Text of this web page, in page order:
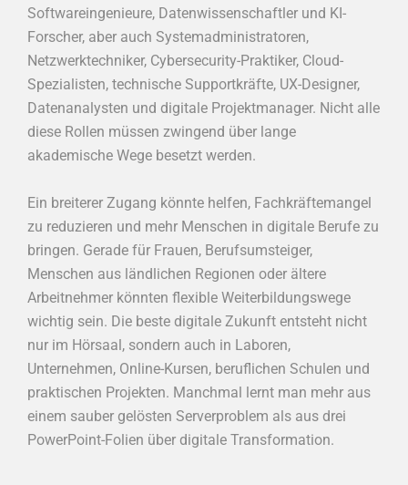
Softwareingenieure, Datenwissenschaftler und KI-
Forscher, aber auch Systemadministratoren,
Netzwerktechniker, Cybersecurity-Praktiker, Cloud-
Spezialisten, technische Supportkräfte, UX-Designer,
Datenanalysten und digitale Projektmanager. Nicht alle
diese Rollen müssen zwingend über lange
akademische Wege besetzt werden.
Ein breiterer Zugang könnte helfen, Fachkräftemangel
zu reduzieren und mehr Menschen in digitale Berufe zu
bringen. Gerade für Frauen, Berufsumsteiger,
Menschen aus ländlichen Regionen oder ältere
Arbeitnehmer könnten flexible Weiterbildungswege
wichtig sein. Die beste digitale Zukunft entsteht nicht
nur im Hörsaal, sondern auch in Laboren,
Unternehmen, Online-Kursen, beruflichen Schulen und
praktischen Projekten. Manchmal lernt man mehr aus
einem sauber gelösten Serverproblem als aus drei
PowerPoint-Folien über digitale Transformation.